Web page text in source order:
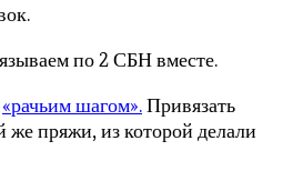
по 2 СБН вместе.
«рачьим шагом».Привязать
же пряжи, из которой делали